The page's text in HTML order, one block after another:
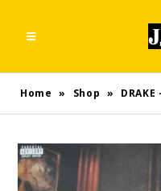
Home » Shop » DRAKE